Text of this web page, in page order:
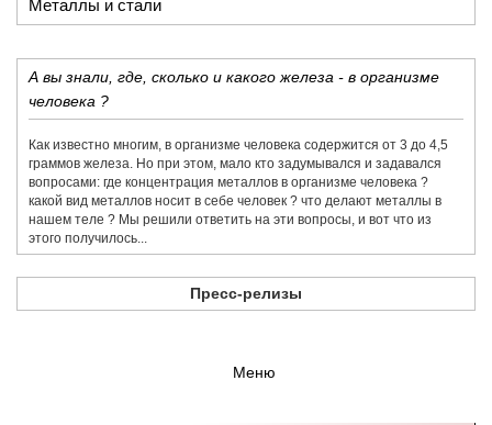
Металлы и стали
А вы знали, где, сколько и какого железа - в организме
человека ?
Как известно многим, в организме человека содержится от 3 до 4,5
граммов железа. Но при этом, мало кто задумывался и задавался
вопросами: где концентрация металлов в организме человека ?
какой вид металлов носит в себе человек ? что делают металлы в
нашем теле ? Мы решили ответить на эти вопросы, и вот что из
этого получилось...
Пресс-релизы
Меню